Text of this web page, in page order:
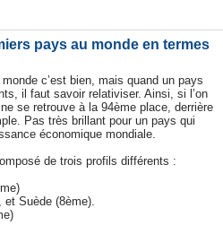
pays au monde en termes
c’est bien, mais quand un pays
il faut savoir relativiser. Ainsi, si l’on
se retrouve à la 94ème place, derrière
Pas très brillant pour un pays qui
économique mondiale.
de trois profils différents :
et Suède (8ème).